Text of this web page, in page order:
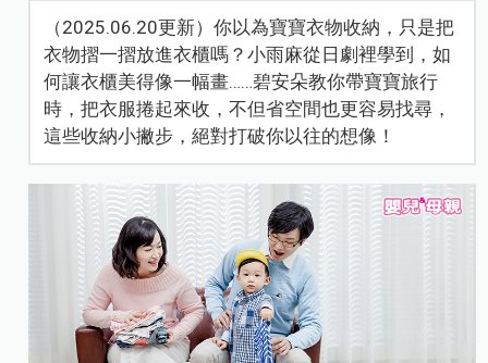
（2025.06.20更新）你以為寶寶衣物收納，只是把
衣物摺一摺放進衣櫃嗎？小雨麻從日劇裡學到，如
何讓衣櫃美得像一幅畫……碧安朵教你帶寶寶旅行
時，把衣服捲起來收，不但省空間也更容易找尋，
這些收納小撇步，絕對打破你以往的想像！